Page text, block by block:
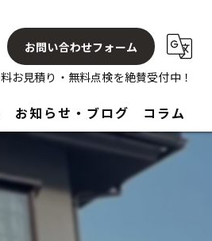
お問い合わせフォーム
お見積り・無料点検を絶賛受付中！
お知らせ・ブログ コラム